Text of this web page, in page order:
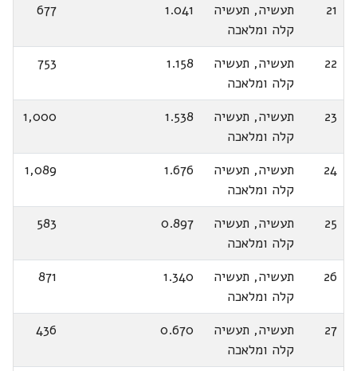
21
תעשיה, תעשיה
קלה ומלאכה
1.041
677
22
תעשיה, תעשיה
קלה ומלאכה
1.158
753
23
תעשיה, תעשיה
קלה ומלאכה
1.538
1,000
24
תעשיה, תעשיה
קלה ומלאכה
1.676
1,089
25
תעשיה, תעשיה
קלה ומלאכה
0.897
583
26
תעשיה, תעשיה
קלה ומלאכה
1.340
871
27
תעשיה, תעשיה
קלה ומלאכה
0.670
436